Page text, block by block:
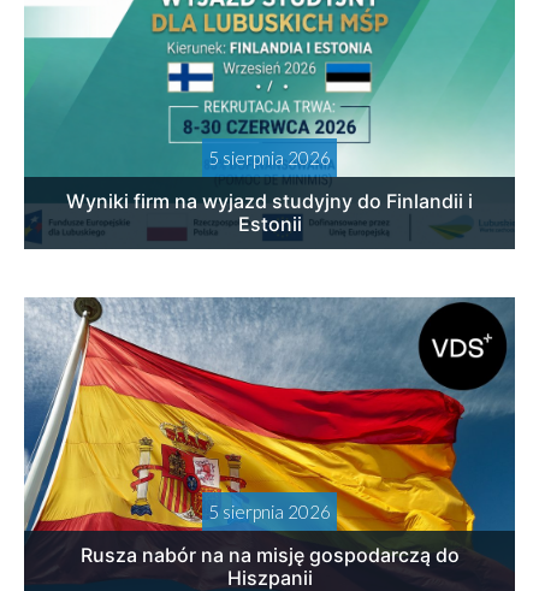
5 sierpnia 2026
Wyniki firm na wyjazd studyjny do Finlandii i
Estonii
5 sierpnia 2026
Rusza nabór na na misję gospodarczą do
Hiszpanii